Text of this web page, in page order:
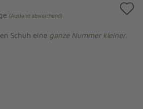
(Ausland abweichend)
Schuh eine ganze Nummer kleiner.